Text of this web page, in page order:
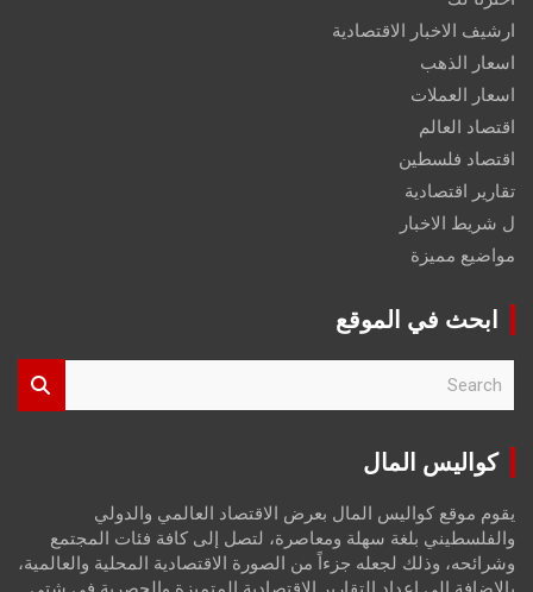
ارشيف الاخبار الاقتصادية
اسعار الذهب
اسعار العملات
اقتصاد العالم
اقتصاد فلسطين
تقارير اقتصادية
ل شريط الاخبار
مواضيع مميزة
ابحث في الموقع
r
كواليس المال
يقوم موقع كواليس المال بعرض الاقتصاد العالمي والدولي
والفلسطيني بلغة سهلة ومعاصرة، لتصل إلى كافة فئات المجتمع
وشرائحه، وذلك لجعله جزءاً من الصورة الاقتصادية المحلية والعالمية،